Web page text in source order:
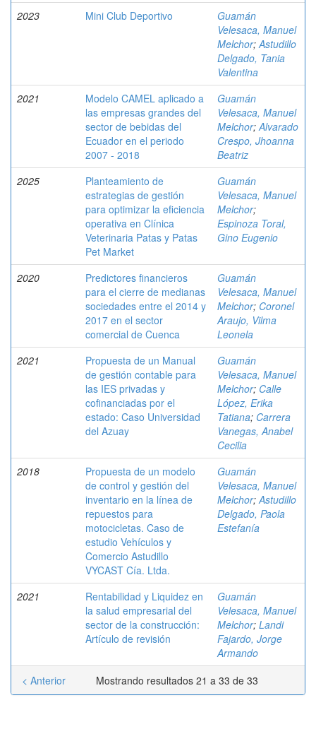
2023
Mini Club Deportivo
Guamán
Velesaca, Manuel
Melchor;Astudillo
Delgado, Tania
Valentina
2021
Modelo CAMEL aplicado a
las empresas grandes del
sector de bebidas del
Ecuador en el periodo
2007 - 2018
Guamán
Velesaca, Manuel
Melchor;Alvarado
Crespo, Jhoanna
Beatriz
2025
Planteamiento de
estrategias de gestión
para optimizar la eficiencia
operativa en Clínica
Veterinaria Patas y Patas
Pet Market
Guamán
Velesaca, Manuel
Melchor;
Espinoza Toral,
Gino Eugenio
2020
Predictores financieros
para el cierre de medianas
sociedades entre el 2014 y
2017 en el sector
comercial de Cuenca
Guamán
Velesaca, Manuel
Melchor; Coronel
Araujo, Vilma
Leonela
2021
Propuesta de un Manual
de gestión contable para
las IES privadas y
cofinanciadas por el
estado: Caso Universidad
del Azuay
Guamán
Velesaca, Manuel
Melchor; Calle
López, Erika
Tatiana; Carrera
Vanegas, Anabel
Cecilia
2018
Propuesta de un modelo
de control y gestión del
inventario en la línea de
repuestos para
motocicletas. Caso de
estudio Vehículos y
Comercio Astudillo
VYCAST Cía. Ltda.
Guamán
Velesaca, Manuel
Melchor;Astudillo
Delgado, Paola
Estefanía
2021
Rentabilidad y Liquidez en
la salud empresarial del
sector de la construcción:
Artículo de revisión
Guamán
Velesaca, Manuel
Melchor; Landi
Fajardo, Jorge
Armando
Mostrando resultados 21 a 33 de 33
< Anterior